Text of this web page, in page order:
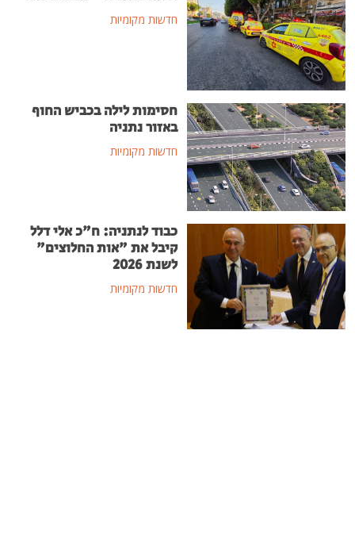
חדשות מקומיות
חסימות לילה בכביש החוף
באזור נתניה
חדשות מקומיות
כבוד לנתניה: ח"כ אלי דלל
קיבל את "אות החלוצים"
לשנת 2026
חדשות מקומיות